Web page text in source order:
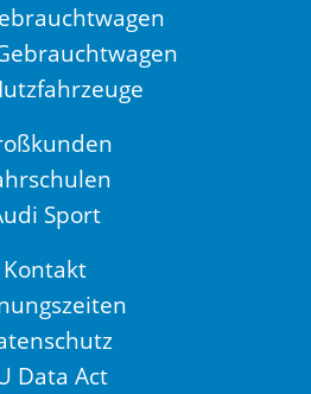
Sport
Kontakt
Data Act